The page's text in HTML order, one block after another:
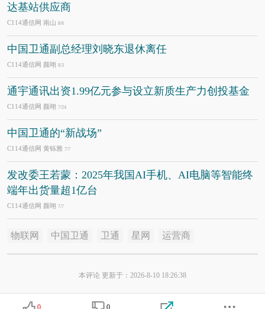
达基站供应商
C114通信网 南山 8/6
中国卫通副总经理刘晓东退休离任
C114通信网 颜翊 8/3
通宇通讯出资1.99亿元参与设立新质生产力创投基金
C114通信网 颜翊 7/24
中国卫通的“新战场”
C114通信网 黄铄雅 7/7
发改委王若蒙：2025年我国AI手机、AI电脑等智能终
端年出货量超1亿台
C114通信网 颜翊 7/7
物联网 中国卫通 卫通 星网 运营商
本评论 更新于：2026-8-10 18:26:38
0 0